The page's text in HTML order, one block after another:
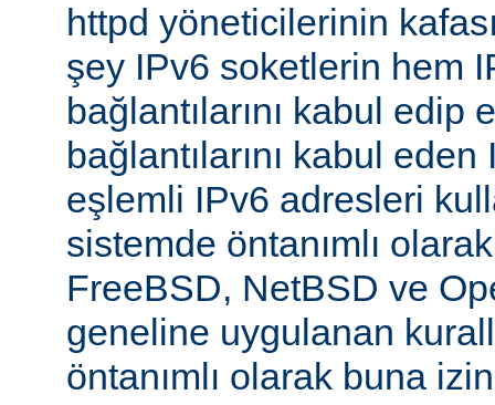
httpd yöneticilerinin
şey IPv6 soketlerin hem
bağlantılarını kabul edip
bağlantılarını kabul
eşlemli IPv6 adresleri
sistemde öntanımlı
FreeBSD, NetBSD ve
geneline uygulanan
öntanımlı olarak buna